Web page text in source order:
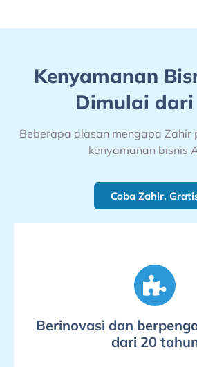
Kenyamanan
Dimulai dari
Beberapa alasan mengapa Zahir
kenyamanan bisnis
Coba Zahir,
Berinovasi dan
dari 20